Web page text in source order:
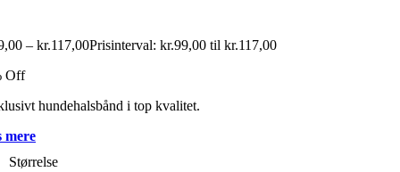
– kr.117,00Prisinterval: kr.99,00 til kr.117,00
Off
hundehalsbånd i top kvalitet.
mere
Størrelse